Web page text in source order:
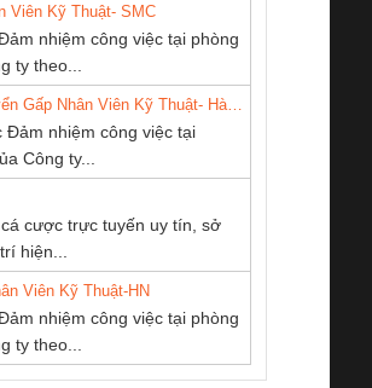
sát chuỗi
tấm pin
16I+
(2433950000)
Bộ giám sát dòng
TRANSCLINIC 16I+
(2008130000)
lưu nguồn
1K5.4
Giá
Nẹp nhôm chống
trơn Đà Nẵng
Công ty TNHH
Thương Mại SX
Ba Miền
CÔNG TY TNHH
SUPPLY
Thiết Bị Điện Nam
Quốc Thịnh
KỸ THUẬT KTECH
Viên Kỹ Thuật- SMC
nhiệm công việc tại phòng
ty theo...
Đảm nhiệm công việc tại
Công ty...
cược trực tuyến uy tín, sở
hiện...
Viên Kỹ Thuật-HN
nhiệm công việc tại phòng
ty theo...